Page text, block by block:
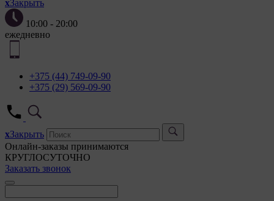
xЗакрыть
10:00 - 20:00
ежедневно
+375 (44) 749-09-90
+375 (29) 569-09-90
xЗакрыть
Онлайн-заказы принимаются
КРУГЛОСУТОЧНО
Заказать звонок